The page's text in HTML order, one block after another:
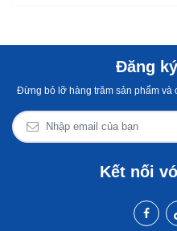
Đăng
Đừng bỏ lỡ hàng trăm sản phẩm và
Kết nối